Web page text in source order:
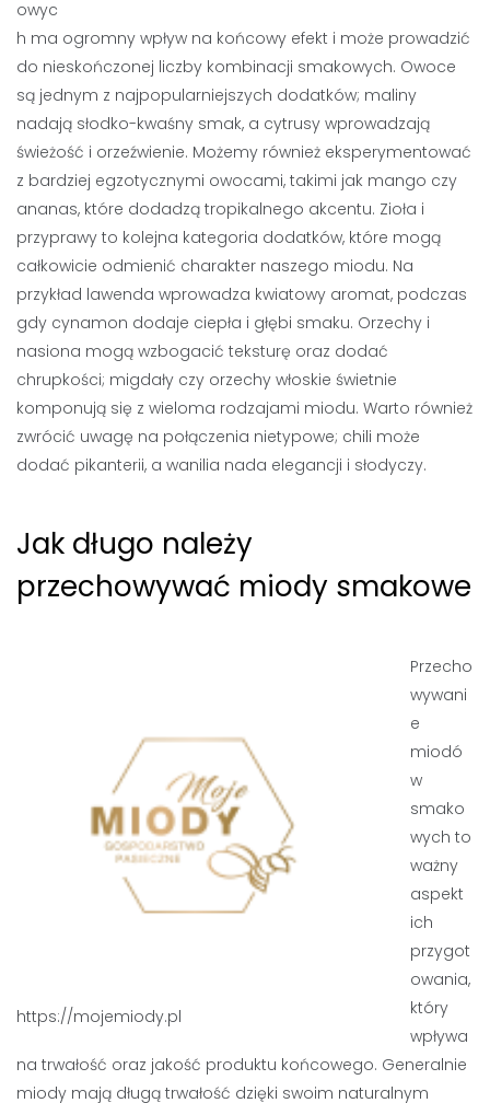
owyc
h ma ogromny wpływ na końcowy efekt i może prowadzić
do nieskończonej liczby kombinacji smakowych. Owoce
są jednym z najpopularniejszych dodatków; maliny
nadają słodko-kwaśny smak, a cytrusy wprowadzają
świeżość i orzeźwienie. Możemy również eksperymentować
z bardziej egzotycznymi owocami, takimi jak mango czy
ananas, które dodadzą tropikalnego akcentu. Zioła i
przyprawy to kolejna kategoria dodatków, które mogą
całkowicie odmienić charakter naszego miodu. Na
przykład lawenda wprowadza kwiatowy aromat, podczas
gdy cynamon dodaje ciepła i głębi smaku. Orzechy i
nasiona mogą wzbogacić teksturę oraz dodać
chrupkości; migdały czy orzechy włoskie świetnie
komponują się z wieloma rodzajami miodu. Warto również
zwrócić uwagę na połączenia nietypowe; chili może
dodać pikanterii, a wanilia nada elegancji i słodyczy.
Jak długo należy
przechowywać miody smakowe
https://mojemiody.pl
Przecho
wywani
e
miodó
w
smako
wych to
ważny
aspekt
ich
przygot
owania,
który
wpływa
na trwałość oraz jakość produktu końcowego. Generalnie
miody mają długą trwałość dzięki swoim naturalnym